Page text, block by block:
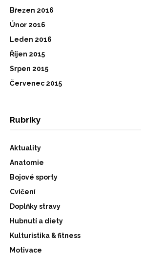
Březen 2016
Únor 2016
Leden 2016
Říjen 2015
Srpen 2015
Červenec 2015
Rubriky
Aktuality
Anatomie
Bojové sporty
Cvičení
Doplňky stravy
Hubnutí a diety
Kulturistika & fitness
Motivace